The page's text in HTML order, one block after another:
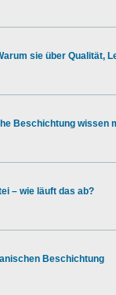
sie über Qualität,
Beschichtung wissen
– wie läuft das ab?
Beschichtung